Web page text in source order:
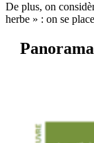
De plus, on
herbe » : on se